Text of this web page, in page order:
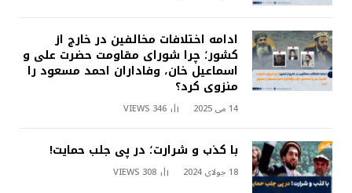
ادامه اختلافات مخالفین در خارج از
کشور؛ چرا شورای مقاومت حضرت علی و
اسماعیل خان، وفاداران احمد مسعود را
منزوی کرد؟
14 می 2025 346
VIEWS
با کذب و شرارت؛ در پی جلب حمایت!
18 جولای 2024 308
VIEWS